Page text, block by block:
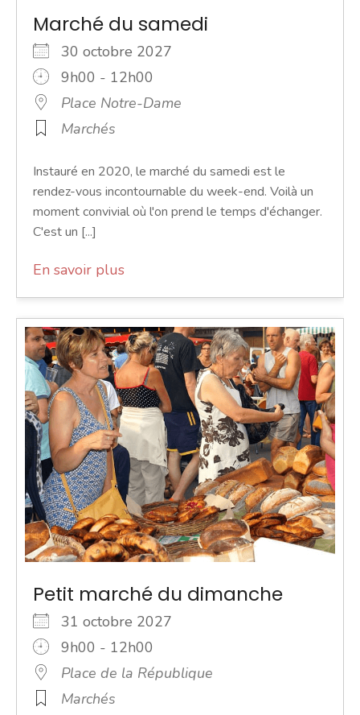
Marché du samedi
30 octobre 2027
9h00 - 12h00
Place Notre-Dame
Marchés
Instauré en 2020, le marché du samedi est le
rendez-vous incontournable du week-end. Voilà un
moment convivial où l'on prend le temps d'échanger.
C'est un [...]
En savoir plus
Petit marché du dimanche
31 octobre 2027
9h00 - 12h00
Place de la République
Marchés